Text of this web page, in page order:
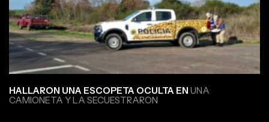
HALLARON UNA ESCOPETA OCULTA EN UNA
CAMIONETA Y LA SECUESTRARON